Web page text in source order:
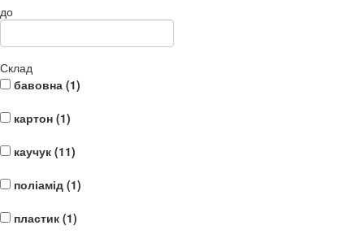
до
Склад
бавовна (1)
картон (1)
каучук (11)
поліамід (1)
пластик (1)